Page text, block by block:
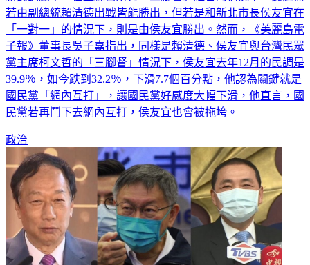
新民調顯示，在藍綠白所有「三腳督」組合的情況下，民進黨
若由副總統賴清德出戰皆能勝出，但若是和新北市長侯友宜在
「一對一」的情況下，則是由侯友宜勝出。然而，《美麗島電
子報》董事長吳子嘉指出，同樣是賴清德、侯友宜與台灣民眾
黨主席柯文哲的「三腳督」情況下，侯友宜去年12月的民調是
39.9％，如今跌到32.2％，下滑7.7個百分點，他認為關鍵就是
國民黨「網內互打」，讓國民黨好感度大幅下滑，他直言，國
政治